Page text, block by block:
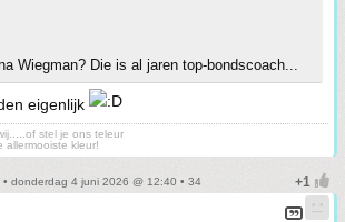
Wiegman? Die is al jaren top-bondscoach...
eigenlijk
stel je ons teleur
allermooiste kleur!
• donderdag 4 juni 2026 @ 12:40 • 34